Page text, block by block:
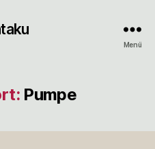
Menü
Pumpe